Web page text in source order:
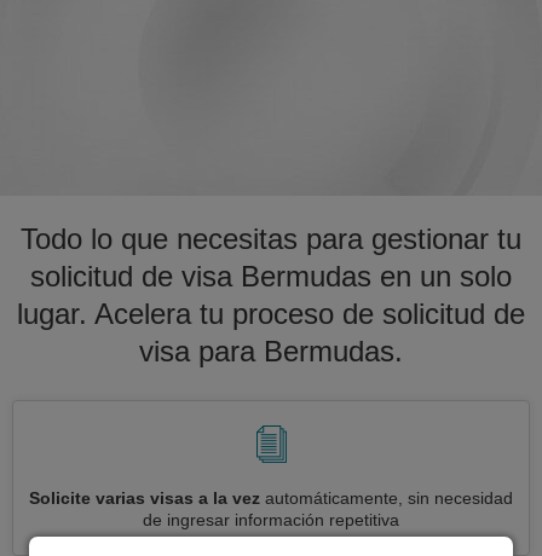
Todo lo que necesitas para gestionar tu
solicitud de visa Bermudas en un solo
lugar. Acelera tu proceso de solicitud de
visa para Bermudas.
Solicite varias visas a la vez automáticamente, sin necesidad
de ingresar información repetitiva